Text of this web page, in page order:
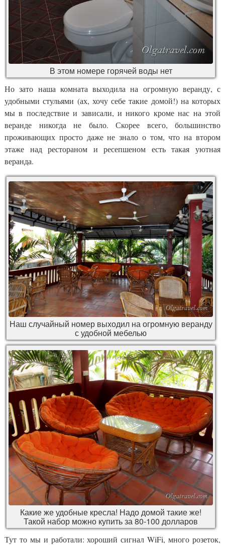
В этом номере горячей воды нет
Но зато наша комната выходила на огромную веранду, с
удобными стульями (ах, хочу себе такие домой!) на которых
мы в последствие и зависали, и никого кроме нас на этой
веранде никогда не было. Скорее всего, большинство
проживающих просто даже не знало о том, что на втором
этаже над рестораном и ресепшеном есть такая уютная
веранда.
Наш случайный номер выходил на огромную веранду
с удобной мебелью
Какие же удобные кресла! Надо домой такие же!
Такой набор можно купить за 80-100 долларов
Тут то мы и работали: хороший сигнал WiFi, много розеток,